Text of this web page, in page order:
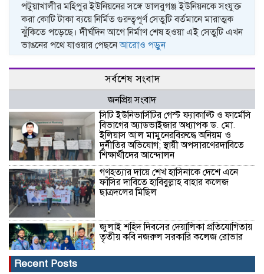
পটুয়াখালীর মহিপুর ইউনিয়নের সঙ্গে ডালবুগঞ্জ ইউনিয়নকে সংযুক্ত
করা কোটি টাকা ব্যয়ে নির্মিত গুরুত্বপূর্ণ সেতুটি বর্তমানে মারাত্মক
ঝুঁকিতে পড়েছে। দীর্ঘদিন আগে নির্মাণ শেষ হওয়া এই সেতুটি এখন
ভাঙনের পথে যাওয়ার পেছনেআরোও পড়ুন
সর্বশেষ সংবাদ
জনপ্রিয় সংবাদ
সিটি ইউনিভার্সিটির গেস্ট ফ্যাকাল্টি ও ফার্মেসি
বিভাগের অ্যাডভাইজার অধ্যাপক ড. মো.
ইলিয়াস আল মামুনেরবিরুদ্ধে অনিয়ম ও
দুর্নীতির অভিযোগ; স্থায়ী অপসারণেরদাবিতে
শিক্ষার্থীদের আন্দোলন
গণহত্যার দায়ে শেখ হাসিনাকে দেশে এনে
ফাঁসির দাবিতে হাবিবুল্লাহ বাহার কলেজ
ছাত্রদলের মিছিল
জুলাই শহিদ দিবসের দেয়ালিকা প্রতিযোগিতায়
তৃতীয় কবি নজরুল সরকারি কলেজ রোভার
Recent Posts